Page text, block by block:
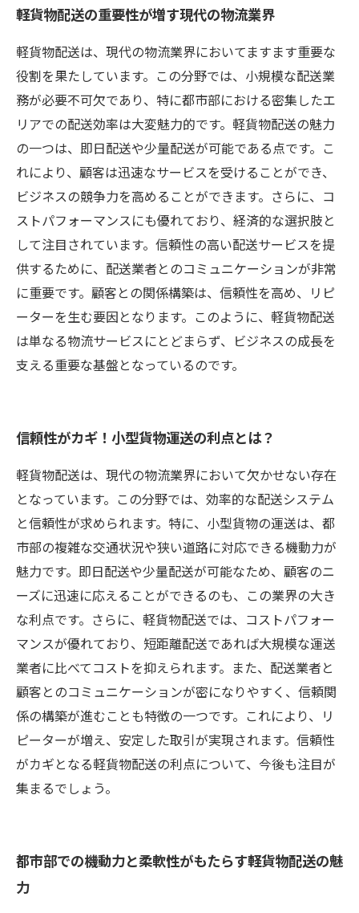
軽貨物配送の現状と今後の展望
信頼性と効率性が求められる軽貨物配送の未来
軽貨物配送の重要性が増す現代の物流業界
軽貨物配送は、現代の物流業界においてますます重要な
役割を果たしています。この分野では、小規模な配送業
務が必要不可欠であり、特に都市部における密集したエ
リアでの配送効率は大変魅力的です。軽貨物配送の魅力
の一つは、即日配送や少量配送が可能である点です。こ
れにより、顧客は迅速なサービスを受けることができ、
ビジネスの競争力を高めることができます。さらに、コ
ストパフォーマンスにも優れており、経済的な選択肢と
して注目されています。信頼性の高い配送サービスを提
供するために、配送業者とのコミュニケーションが非常
に重要です。顧客との関係構築は、信頼性を高め、リピ
ーターを生む要因となります。このように、軽貨物配送
は単なる物流サービスにとどまらず、ビジネスの成長を
支える重要な基盤となっているのです。
信頼性がカギ！小型貨物運送の利点とは？
軽貨物配送は、現代の物流業界において欠かせない存在
となっています。この分野では、効率的な配送システム
と信頼性が求められます。特に、小型貨物の運送は、都
市部の複雑な交通状況や狭い道路に対応できる機動力が
魅力です。即日配送や少量配送が可能なため、顧客のニ
ーズに迅速に応えることができるのも、この業界の大き
な利点です。さらに、軽貨物配送では、コストパフォー
マンスが優れており、短距離配送であれば大規模な運送
業者に比べてコストを抑えられます。また、配送業者と
顧客とのコミュニケーションが密になりやすく、信頼関
係の構築が進むことも特徴の一つです。これにより、リ
ピーターが増え、安定した取引が実現されます。信頼性
がカギとなる軽貨物配送の利点について、今後も注目が
集まるでしょう。
都市部での機動力と柔軟性がもたらす軽貨物配送の魅
力